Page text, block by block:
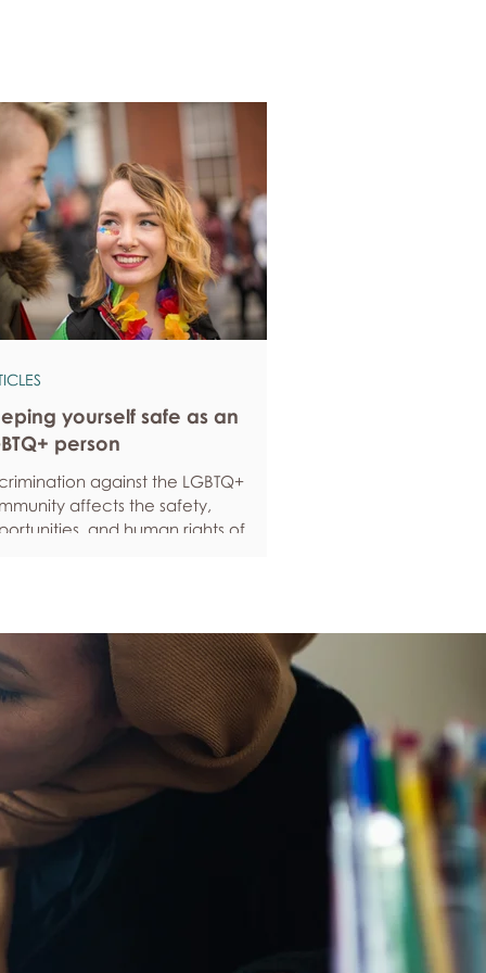
yourself safe as an
person
against the LGBTQ+
affects the safety,
and human rights of
your rights isn’t just about
safe - it’s also about feeling like
matter, and having control over
own life. Make sure you know your
rights in all sorts of situations – from
housin